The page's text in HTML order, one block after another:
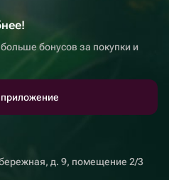
бонусов за покупки и
приложение
д. 9, помещение 2/3